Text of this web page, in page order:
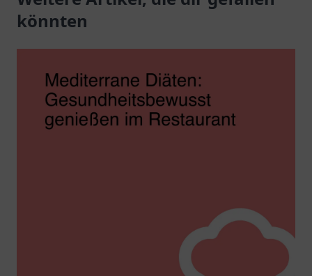
Atmosphäre.
könnten